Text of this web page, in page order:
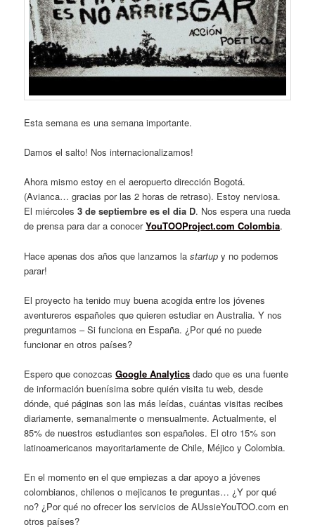
Esta semana es una semana importante.
Damos el salto! Nos internacionalizamos!
Ahora mismo estoy en el aeropuerto dirección Bogotá.
(Avianca… gracias por las 2 horas de retraso). Estoy nerviosa.
El miércoles3 de septiembre es el dia D. Nos espera una rueda
de prensa para dar a conocerYouTOOProject.com Colombia.
Hace apenas dos años que lanzamos lastartup y no podemos
parar!
El proyecto ha tenido muy buena acogida entre los jóvenes
aventureros españoles que quieren estudiar en Australia. Y nos
preguntamos – Si funciona en España. ¿Por qué no puede
funcionar en otros países?
Espero que conozcasGoogle Analytics dado que es una fuente
de información buenísima sobre quién visita tu web, desde
dónde, qué páginas son las más leídas, cuántas visitas recibes
diariamente, semanalmente o mensualmente. Actualmente, el
85% de nuestros estudiantes son españoles. El otro 15% son
latinoamericanos mayoritariamente de Chile, Méjico y Colombia.
En el momento en el que empiezas a dar apoyo a jóvenes
colombianos, chilenos o mejicanos te preguntas… ¿Y por qué
no? ¿Por qué no ofrecer los servicios de AUssieYouTOO.com en
otros países?